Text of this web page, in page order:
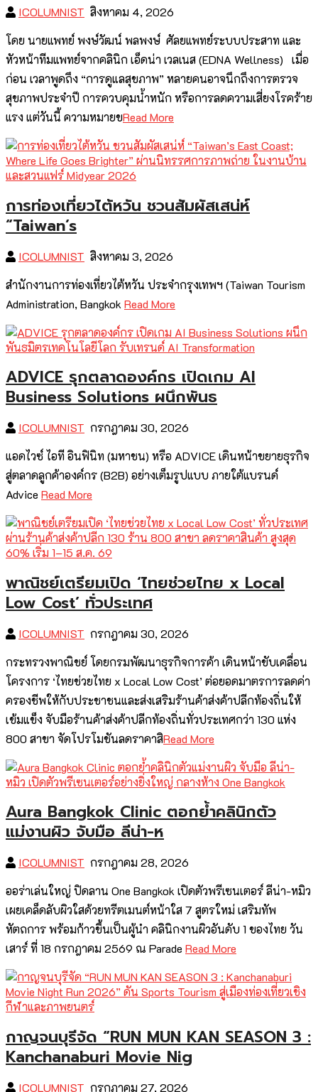
ICOLUMNIST สิงหาคม 4, 2026
โดย นายแพทย์ พงษ์วัฒน์ พลพงษ์ ศัลยแพทย์ระบบประสาท และ
หัวหน้าทีมแพทย์จากคลินิก เอ็ดน่า เวลเนส (EDNA Wellness) เมื่อ
ก่อน เวลาพูดถึง “การดูแลสุขภาพ” หลายคนอาจนึกถึงการตรวจ
สุขภาพประจำปี การควบคุมน้ำหนัก หรือการลดความเสี่ยงโรคร้าย
แรง แต่วันนี้ ความหมายขRead More
การท่องเที่ยวไต้หวัน ชวนสัมผัสเสน่ห์
“Taiwan’s
ICOLUMNIST สิงหาคม 3, 2026
สำนักงานการท่องเที่ยวไต้หวัน ประจำกรุงเทพฯ (Taiwan Tourism
Administration, Bangkok Read More
ADVICE รุกตลาดองค์กร เปิดเกม AI
Business Solutions ผนึกพันธ
ICOLUMNIST กรกฎาคม 30, 2026
แอดไวซ์ ไอที อินฟินิท (มหาชน) หรือ ADVICE เดินหน้าขยายธุรกิจ
สู่ตลาดลูกค้าองค์กร (B2B) อย่างเต็มรูปแบบ ภายใต้แบรนด์
Advice Read More
พาณิชย์เตรียมเปิด ‘ไทยช่วยไทย x Local
Low Cost’ ทั่วประเทศ
ICOLUMNIST กรกฎาคม 30, 2026
กระทรวงพาณิชย์ โดยกรมพัฒนาธุรกิจการค้า เดินหน้าขับเคลื่อน
โครงการ ‘ไทยช่วยไทย x Local Low Cost’ ต่อยอดมาตรการลดค่า
ครองชีพให้กับประชาชนและส่งเสริมร้านค้าส่งค้าปลีกท้องถิ่นให้
เข้มแข็ง จับมือร้านค้าส่งค้าปลีกท้องถิ่นทั่วประเทศกว่า 130 แห่ง
800 สาขา จัดโปรโมชันลดราคาสิRead More
Aura Bangkok Clinic ตอกย้ำคลินิกตัว
แม่งานผิว จับมือ ลีน่า-ห
ICOLUMNIST กรกฎาคม 28, 2026
ออร่าเล่นใหญ่ ปิดลาน One Bangkok เปิดตัวพรีเซนเตอร์ ลีน่า-หมิว
เผยเคล็ดลับผิวใสด้วยทรีตเมนต์หน้าใส 7 สูตรใหม่ เสริมทัพ
หัตถการ พร้อมก้าวขึ้นเป็นผู้นำ คลินิกงานผิวอันดับ 1 ของไทย วัน
เสาร์ ที่ 18 กรกฎาคม 2569 ณ Parade Read More
กาญจนบุรีจัด “RUN MUN KAN SEASON 3 :
Kanchanaburi Movie Nig
ICOLUMNIST กรกฎาคม 27, 2026